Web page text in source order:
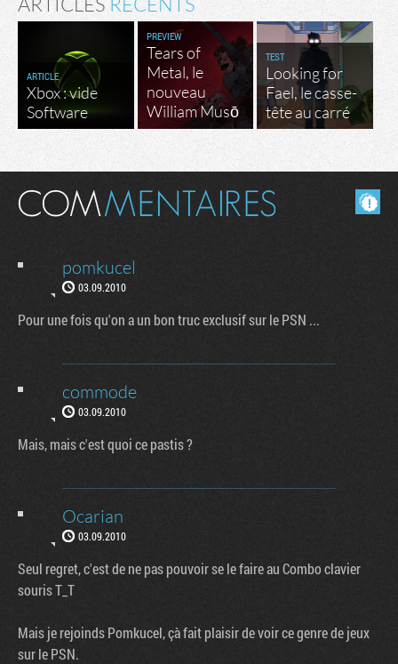
ARTICLE
Xbox : vide
Software
PREVIEW
Tears of
Metal, le
nouveau
William Musō
TEST
Looking for
Fael, le casse-
tête au carré
Masquer les commentaires lus.
pomkucel
03.09.2010
Pour une fois qu'on a un bon truc exclusif sur le PSN ...
commode
03.09.2010
Mais, mais c'est quoi ce pastis ?
Ocarian
03.09.2010
Seul regret, c'est de ne pas pouvoir se le faire au Combo clavier
souris T_T
Mais je rejoinds Pomkucel, çà fait plaisir de voir ce genre de jeux
sur le PSN.